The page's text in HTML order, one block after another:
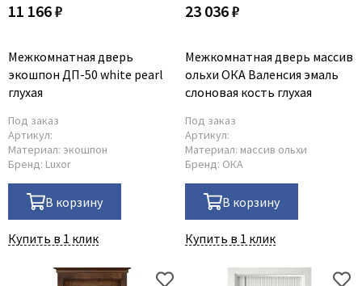
11 166 ₽
Межкомнатная дверь
экошпон ДП-50 white pearl
глухая
Под заказ
Артикул:
Материал: экошпон
Бренд: Luxor
В корзину
Купить в 1 клик
23 036 ₽
Межкомнатная дверь массив
ольхи ОКА Валенсия эмаль
слоновая кость глухая
Под заказ
Артикул:
Материал: массив ольхи
Бренд: ОКА
В корзину
Купить в 1 клик